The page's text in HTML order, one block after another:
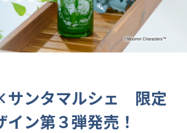
サンタマルシェ 限定
イン第３弾発売！